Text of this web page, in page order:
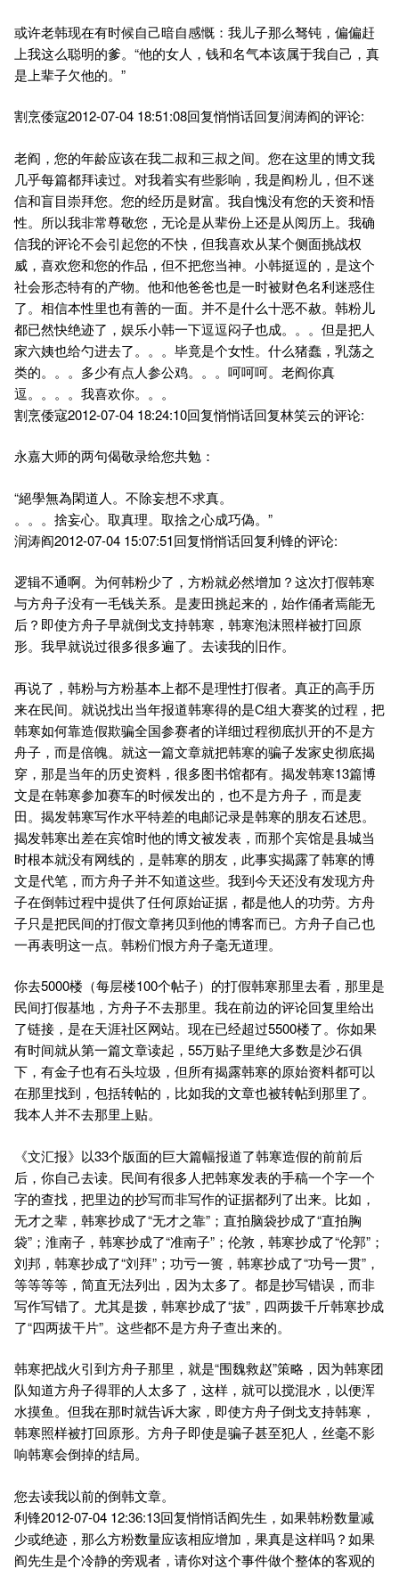
或许老韩现在有时候自己暗自感慨：我儿子那么驽钝，偏偏赶
上我这么聪明的爹。“他的女人，钱和名气本该属于我自己，真
是上辈子欠他的。”
割烹倭寇2012-07-04 18:51:08回复悄悄话回复润涛阎的评论:
老阎，您的年龄应该在我二叔和三叔之间。您在这里的博文我
几乎每篇都拜读过。对我着实有些影响，我是阎粉儿，但不迷
信和盲目崇拜您。您的经历是财富。我自愧没有您的天资和悟
性。所以我非常尊敬您，无论是从辈份上还是从阅历上。我确
信我的评论不会引起您的不快，但我喜欢从某个侧面挑战权
威，喜欢您和您的作品，但不把您当神。小韩挺逗的，是这个
社会形态特有的产物。他和他爸爸也是一时被财色名利迷惑住
了。相信本性里也有善的一面。并不是什么十恶不赦。韩粉儿
都已然快绝迹了，娱乐小韩一下逗逗闷子也成。。。但是把人
家六姨也给勺进去了。。。毕竟是个女性。什么猪蠢，乳荡之
类的。。。多少有点人参公鸡。。。呵呵呵。老阎你真
逗。。。。我喜欢你。。。
割烹倭寇2012-07-04 18:24:10回复悄悄话回复林笑云的评论:
永嘉大师的两句偈敬录给您共勉：
“絕學無為閑道人。不除妄想不求真。
。。。捨妄心。取真理。取捨之心成巧偽。”
润涛阎2012-07-04 15:07:51回复悄悄话回复利锋的评论:
逻辑不通啊。为何韩粉少了，方粉就必然增加？这次打假韩寒
与方舟子没有一毛钱关系。是麦田挑起来的，始作俑者焉能无
后？即使方舟子早就倒戈支持韩寒，韩寒泡沫照样被打回原
形。我早就说过很多很多遍了。去读我的旧作。
再说了，韩粉与方粉基本上都不是理性打假者。真正的高手历
来在民间。就说找出当年报道韩寒得的是C组大赛奖的过程，把
韩寒如何靠造假欺骗全国参赛者的详细过程彻底扒开的不是方
舟子，而是倍魄。就这一篇文章就把韩寒的骗子发家史彻底揭
穿，那是当年的历史资料，很多图书馆都有。揭发韩寒13篇博
文是在韩寒参加赛车的时候发出的，也不是方舟子，而是麦
田。揭发韩寒写作水平特差的电邮记录是韩寒的朋友石述思。
揭发韩寒出差在宾馆时他的博文被发表，而那个宾馆是县城当
时根本就没有网线的，是韩寒的朋友，此事实揭露了韩寒的博
文是代笔，而方舟子并不知道这些。我到今天还没有发现方舟
子在倒韩过程中提供了任何原始证据，都是他人的功劳。方舟
子只是把民间的打假文章拷贝到他的博客而已。方舟子自己也
一再表明这一点。韩粉们恨方舟子毫无道理。
你去5000楼（每层楼100个帖子）的打假韩寒那里去看，那里是
民间打假基地，方舟子不去那里。我在前边的评论回复里给出
了链接，是在天涯社区网站。现在已经超过5500楼了。你如果
有时间就从第一篇文章读起，55万贴子里绝大多数是沙石俱
下，有金子也有石头垃圾，但所有揭露韩寒的原始资料都可以
在那里找到，包括转帖的，比如我的文章也被转帖到那里了。
我本人并不去那里上贴。
《文汇报》以33个版面的巨大篇幅报道了韩寒造假的前前后
后，你自己去读。民间有很多人把韩寒发表的手稿一个字一个
字的查找，把里边的抄写而非写作的证据都列了出来。比如，
无才之辈，韩寒抄成了“无才之靠”；直拍脑袋抄成了“直拍胸
袋”；淮南子，韩寒抄成了“准南子”；伦敦，韩寒抄成了“伦郭”；
刘邦，韩寒抄成了“刘拜”；功亏一篑，韩寒抄成了“功号一贯”，
等等等等，简直无法列出，因为太多了。都是抄写错误，而非
写作写错了。尤其是拨，韩寒抄成了“拔”，四两拨千斤韩寒抄成
了“四两拔干片”。这些都不是方舟子查出来的。
韩寒把战火引到方舟子那里，就是“围魏救赵”策略，因为韩寒团
队知道方舟子得罪的人太多了，这样，就可以搅混水，以便浑
水摸鱼。但我在那时就告诉大家，即使方舟子倒戈支持韩寒，
韩寒照样被打回原形。方舟子即使是骗子甚至犯人，丝毫不影
响韩寒会倒掉的结局。
您去读我以前的倒韩文章。
利锋2012-07-04 12:36:13回复悄悄话阎先生，如果韩粉数量减
少或绝迹，那么方粉数量应该相应增加，果真是这样吗？如果
阎先生是个冷静的旁观者，请你对这个事件做个整体的客观的